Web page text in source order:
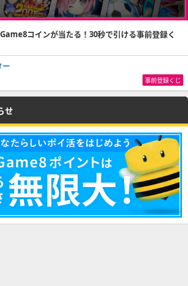
コインが当たる！30秒で引ける事前登録く
ー
事前登録くじ
せ